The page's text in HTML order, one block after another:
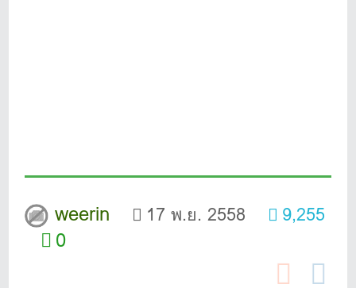
weerin 17 พ.ย. 2558 9,255
0